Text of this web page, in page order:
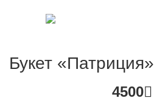
Букет «Патриция»
4500